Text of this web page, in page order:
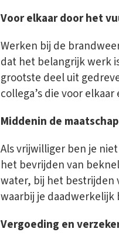
Voor elkaar door het
Werken bij de
dat het belangrijk werk
grootste deel uit
collega’s die voor
Middenin de
Als vrijwilliger ben je
het bevrijden van
water, bij het bestrijden
waarbij je daadwerkelijk
Vergoeding en